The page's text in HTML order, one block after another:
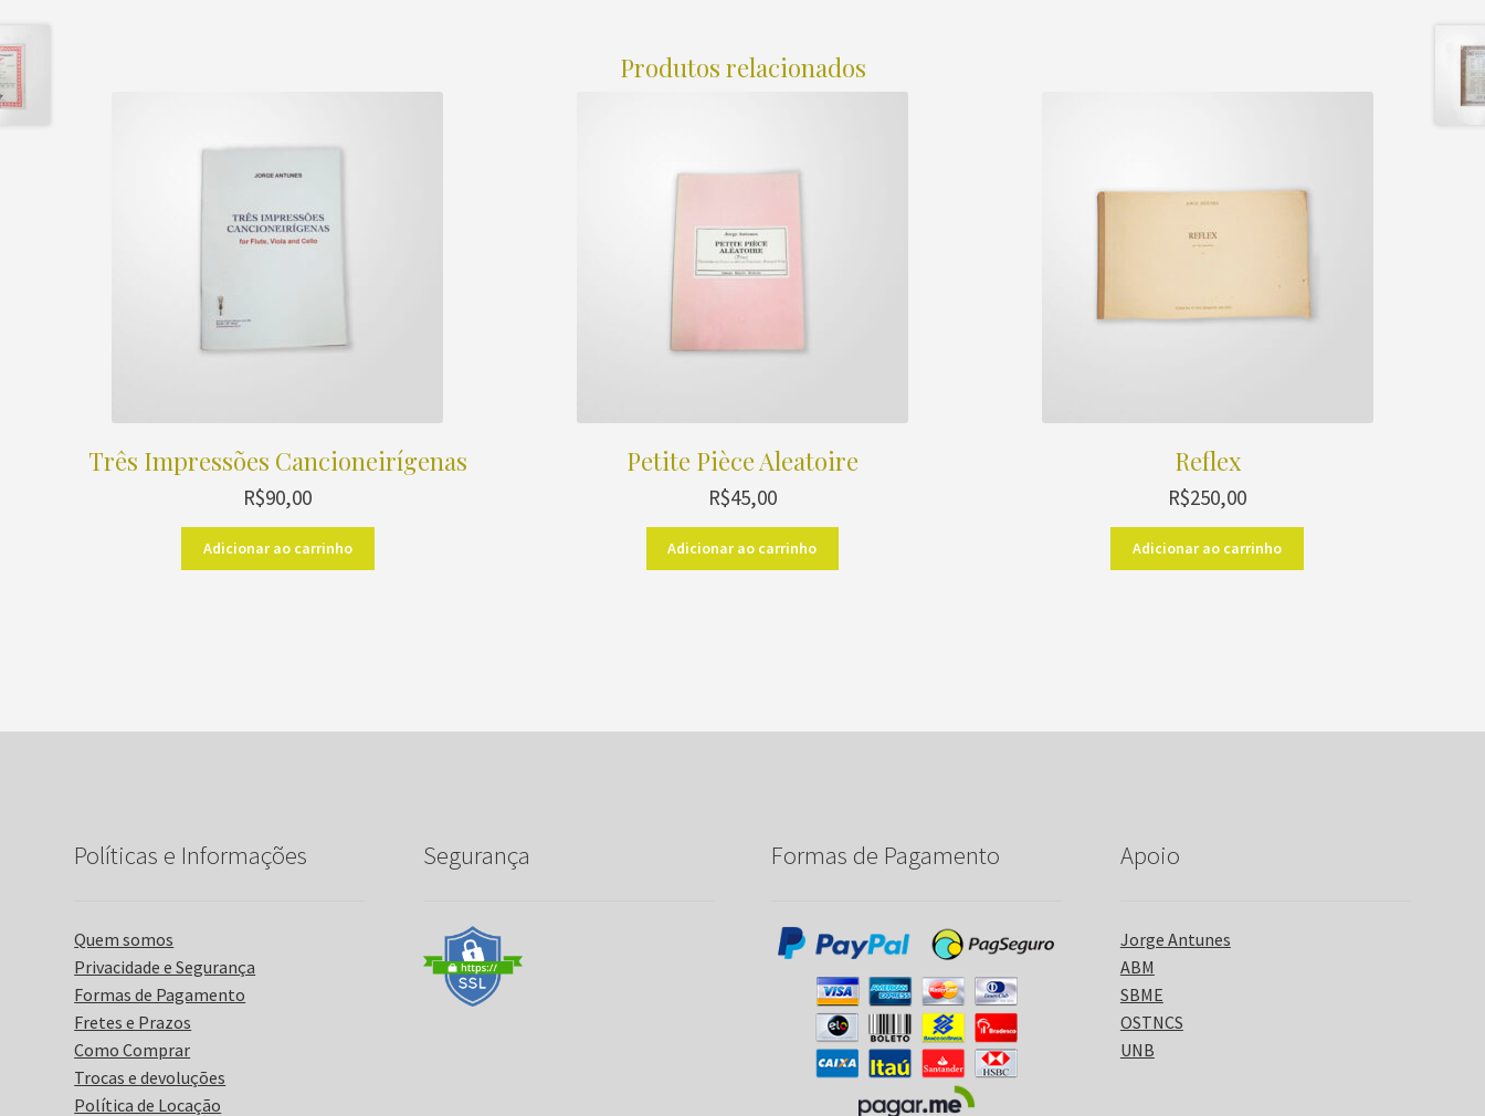
Produtos relacionados
Três Impressões Cancioneirígenas
R$90,00
Adicionar ao carrinho
Petite Pièce Aleatoire
R$45,00
Adicionar ao carrinho
Reflex
R$250,00
Adicionar ao carrinho
Políticas e Informações
Quem somos
Privacidade e Segurança
Formas de Pagamento
Fretes e Prazos
Como Comprar
Trocas e devoluções
Política de Locação
Segurança Formas de Pagamento Apoio
Jorge Antunes
ABM
SBME
OSTNCS
UNB